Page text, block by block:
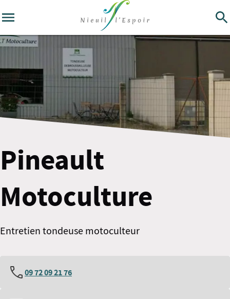
Pineault
Motoculture
Entretien tondeuse motoculteur
09 72 09 21 76